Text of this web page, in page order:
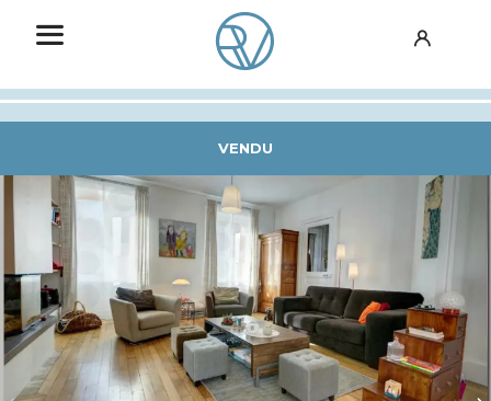
VENDU